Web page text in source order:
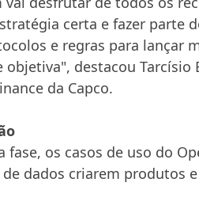
certa e fazer parte
e regras para lançar
destacou Tarcísio
da Capco.
fase, os casos de uso do
dados criarem produtos